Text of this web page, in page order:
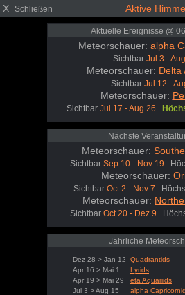
X Schließen Aktive
Aktuelle Ereignisse @
Meteorschauer: alpha
Sichtbar Jul 3 -
Meteorschauer: Delta
Sichtbar Jul 12 -
Meteorschauer:
Sichtbar Jul 17 - Aug 26
Nächste
Meteorschauer:
Sichtbar Sep 10 - Nov 19
Meteorschauer:
Sichtbar Oct 2 - Nov 7
Meteorschauer:
Sichtbar Oct 20 - Dez 9
Jährliche
Dez 28 > Jan 12 Quadrantids
Apr 16 > Mai 1
Lyrids
Apr 19 > Mai 29
eta Aquariids
Jul 3 > Aug 15
alpha